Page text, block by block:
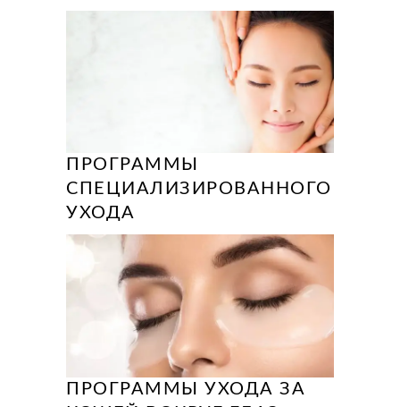
ПРОГРАММЫ
СПЕЦИАЛИЗИРОВАННОГО
УХОДА
ПРОГРАММЫ УХОДА ЗА